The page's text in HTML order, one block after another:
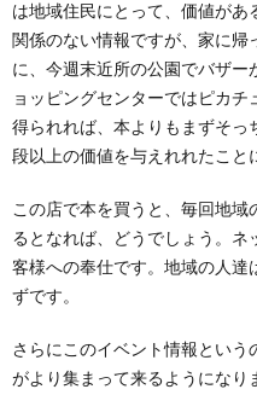
は地域住民にとって、価値が
関係のない情報ですが、家に
に、今週末近所の公園でバザ
ョッピングセンターではピカ
得られれば、本よりもまずそっ
段以上の価値を与えれれたこと
この店で本を買うと、毎回地域
るとなれば、どうでしょう。
客様への奉仕です。地域の人達
ずです。
さらにこのイベント情報とい
がより集まって来るようになり